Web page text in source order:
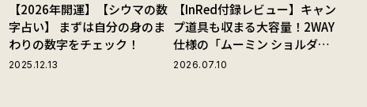
【2026年開運】【シウマの数
字占い】 まずは自分の身のま
わりの数字をチェック！
2025.12.13
【InRed付録レビュー】キャン
プ道具も収まる大容量！2WAY
仕様の「ムーミン ショルダー
ストラップ付きボストンバッ
2026.07.10